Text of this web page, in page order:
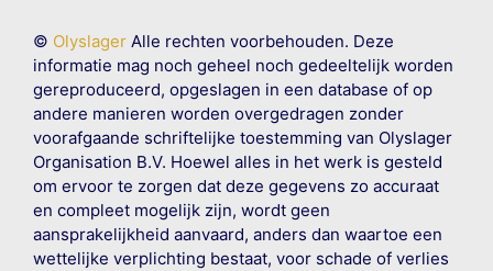
© OlyslagerAlle rechten voorbehouden. Deze
informatie mag noch geheel noch gedeeltelijk worden
gereproduceerd, opgeslagen in een database of op
andere manieren worden overgedragen zonder
voorafgaande schriftelijke toestemming van Olyslager
Organisation B.V. Hoewel alles in het werk is gesteld
om ervoor te zorgen dat deze gegevens zo accuraat
en compleet mogelijk zijn, wordt geen
aansprakelijkheid aanvaard, anders dan waartoe een
wettelijke verplichting bestaat, voor schade of verlies